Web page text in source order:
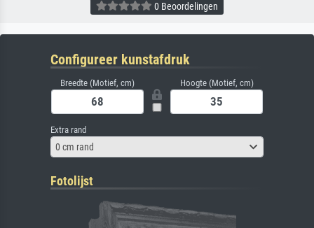
0 Beoordelingen
Configureer kunstafdruk
Breedte (Motief, cm) Hoogte (Motief, cm)
Extra rand
0 cm rand
Fotolijst